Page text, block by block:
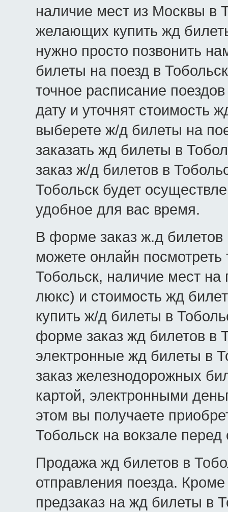
наличие мест из Москвы в
желающих купить жд
нужно просто позвонить
билеты на поезд в
точное расписание
дату и уточнят стоимость
выберете ж/д билеты на
заказать жд билеты в
заказ ж/д билетов в
Тобольск будет
удобное для вас время.
В форме заказ ж.д билетов
можете онлайн посмотреть
Тобольск, наличие мест на
люкс) и стоимость жд
купить ж/д билеты в
форме заказ жд билетов в
электронные жд билеты в
заказ железнодорожных
картой, электронными
этом вы получаете
Тобольск на вокзале
Продажа жд билетов в
отправления поезда.
предзаказ на жд билеты в